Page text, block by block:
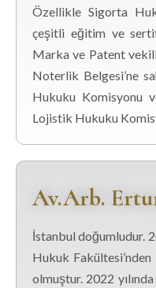
Özellikle Sigorta
çeşitli eğitim ve
Marka ve Patent
Noterlik Belgesi’ne
Hukuku Komisyonu
Lojistik Hukuku
Av.Arb.
İstanbul doğumludur.
Hukuk
olmuştur. 2022